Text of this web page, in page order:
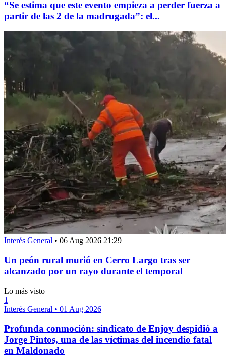
“Se estima que este evento empieza a perder fuerza a
partir de las 2 de la madrugada”: el...
Interés General • 06 Aug 2026 21:29
Un peón rural murió en Cerro Largo tras ser
alcanzado por un rayo durante el temporal
Lo más visto
1
Interés General • 01 Aug 2026
Profunda conmoción: sindicato de Enjoy despidió a
Jorge Pintos, una de las víctimas del incendio fatal
en Maldonado